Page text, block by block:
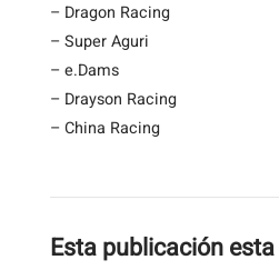
– Dragon Racing
– Super Aguri
– e.Dams
– Drayson Racing
– China Racing
Esta publicación